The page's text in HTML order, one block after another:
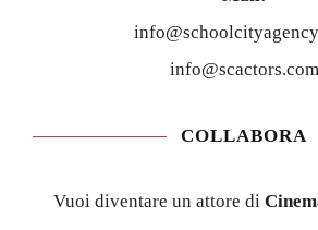
COLLABORA
Vuoi diventare un attore diCinema
PubblicitàeTV?